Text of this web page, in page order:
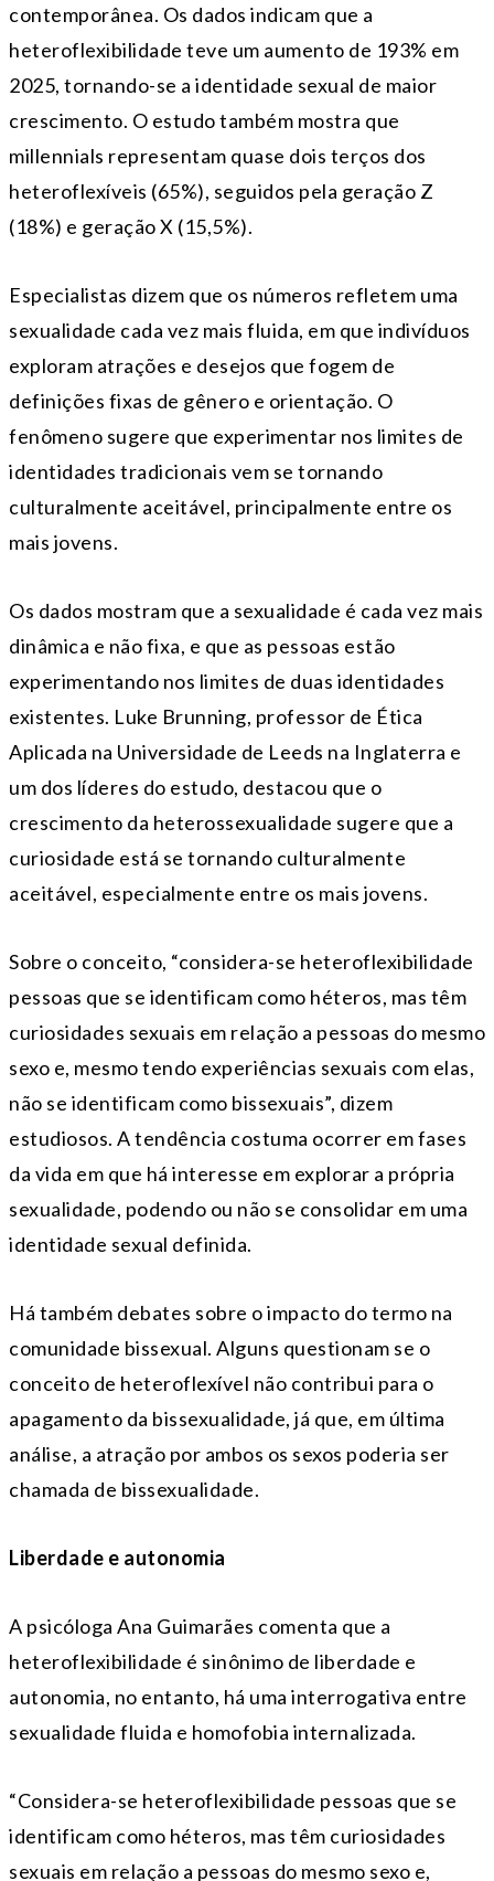
contemporânea. Os dados indicam que a
heteroflexibilidade teve um aumento de 193% em
2025, tornando-se a identidade sexual de maior
crescimento. O estudo também mostra que
millennials representam quase dois terços dos
heteroflexíveis (65%), seguidos pela geração Z
(18%) e geração X (15,5%).
Especialistas dizem que os números refletem uma
sexualidade cada vez mais fluida, em que indivíduos
exploram atrações e desejos que fogem de
definições fixas de gênero e orientação. O
fenômeno sugere que experimentar nos limites de
identidades tradicionais vem se tornando
culturalmente aceitável, principalmente entre os
mais jovens.
Os dados mostram que a sexualidade é cada vez mais
dinâmica e não fixa, e que as pessoas estão
experimentando nos limites de duas identidades
existentes. Luke Brunning, professor de Ética
Aplicada na Universidade de Leeds na Inglaterra e
um dos líderes do estudo, destacou que o
crescimento da heterossexualidade sugere que a
curiosidade está se tornando culturalmente
aceitável, especialmente entre os mais jovens.
Sobre o conceito, “considera-se heteroflexibilidade
pessoas que se identificam como héteros, mas têm
curiosidades sexuais em relação a pessoas do mesmo
sexo e, mesmo tendo experiências sexuais com elas,
não se identificam como bissexuais”, dizem
estudiosos. A tendência costuma ocorrer em fases
da vida em que há interesse em explorar a própria
sexualidade, podendo ou não se consolidar em uma
identidade sexual definida.
Há também debates sobre o impacto do termo na
comunidade bissexual. Alguns questionam se o
conceito de heteroflexível não contribui para o
apagamento da bissexualidade, já que, em última
análise, a atração por ambos os sexos poderia ser
chamada de bissexualidade.
Liberdade e autonomia
A psicóloga Ana Guimarães comenta que a
heteroflexibilidade é sinônimo de liberdade e
autonomia, no entanto, há uma interrogativa entre
sexualidade fluida e homofobia internalizada.
“Considera-se heteroflexibilidade pessoas que se
identificam como héteros, mas têm curiosidades
sexuais em relação a pessoas do mesmo sexo e,